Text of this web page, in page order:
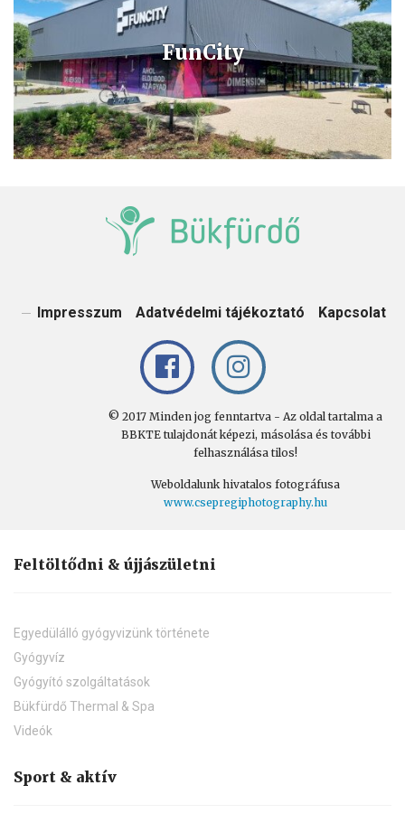
FunCity
Impresszum Adatvédelmi tájékoztató Kapcsolat
© 2017 Minden jog fenntartva - Az oldal tartalma a
BBKTE tulajdonát képezi, másolása és további
felhasználása tilos!
Weboldalunk hivatalos fotográfusa
www.csepregiphotography.hu
Feltöltődni & újjászületni
Egyedülálló gyógyvizünk története
Gyógyvíz
Gyógyító szolgáltatások
Bükfürdő Thermal & Spa
Videók
Sport & aktív